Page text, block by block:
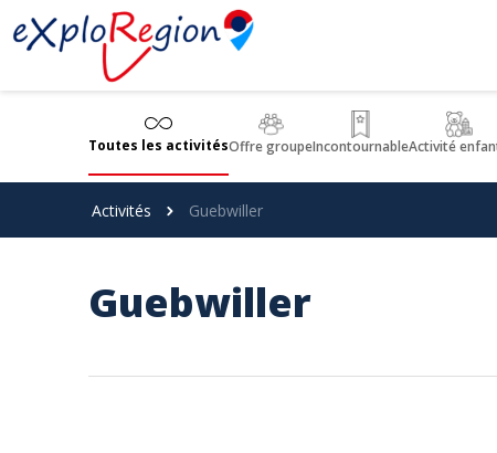
Panneau de gestion des cookies
Toutes les activitésOffre groupeIncontournableActivité
Activités Guebwiller
Guebwiller